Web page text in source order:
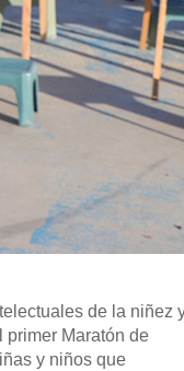
de la niñez
primer Maratón de
y niños que